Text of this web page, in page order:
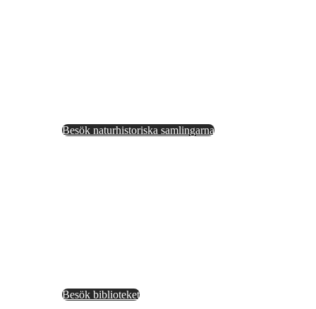
Besök naturhistoriska samlingarna
Besök biblioteket